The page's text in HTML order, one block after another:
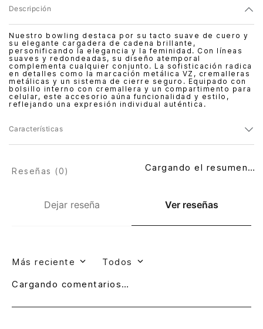
Descripción
Nuestro bowling destaca por su tacto suave de cuero y
su elegante cargadera de cadena brillante,
personificando la elegancia y la feminidad. Con líneas
suaves y redondeadas, su diseño atemporal
complementa cualquier conjunto. La sofisticación radica
en detalles como la marcación metálica VZ, cremalleras
metálicas y un sistema de cierre seguro. Equipado con
bolsillo interno con cremallera y un compartimento para
celular, este accesorio aúna funcionalidad y estilo,
reflejando una expresión individual auténtica.
Características
Dejar reseña Ver reseñas
Reseñas (0) Cargando el resumen…
Más reciente Todos
Cargando comentarios…